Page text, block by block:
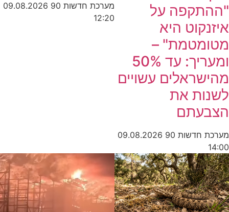
"ההתקפה על
איזנקוט היא
מטומטמת" –
ומעריך: עד 50%
מהישראלים עשויים
לשנות את
הצבעתם
מערכת חדשות 90
09.08.2026
14:00
מערכת חדשות 90
09.08.2026
12:20